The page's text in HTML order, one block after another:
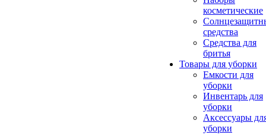
косметические
средства
Средства для
бритья
Товары для уборки
Емкости для
уборки
Инвентарь для
уборки
Аксессуары
уборки